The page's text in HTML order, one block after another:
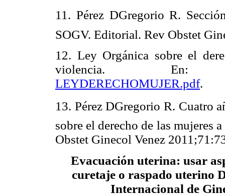
11. Pérez DGregorio R.
SOGV. Editorial. Rev Obstet
12. Ley Orgánica sobre el
violencia.
LEYDERECHOMUJER.pdf.
13. Pérez DGregorio R. Cuatro
sobre el derecho de las mujeres
Obstet Ginecol Venez
Evacuación uterina: usar
curetaje o raspado uterino
Internacional de